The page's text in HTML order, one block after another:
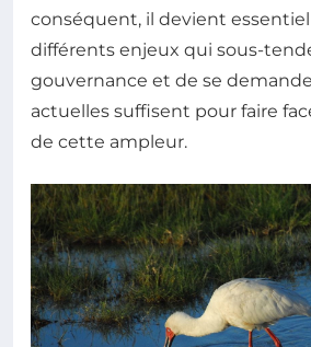
conséquent, il devient essentiel
différents enjeux qui sous-
gouvernance et de se
actuelles suffisent pour faire
de cette ampleur.